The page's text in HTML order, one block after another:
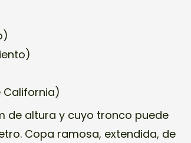
de altura y cuyo tronco puede
Copa ramosa, extendida, de